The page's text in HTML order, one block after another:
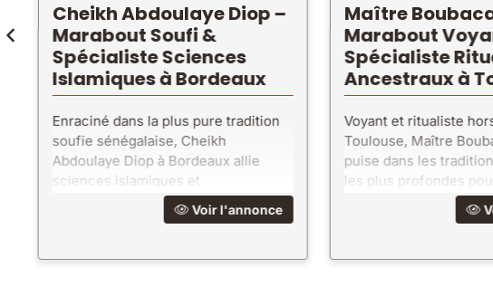
Cheikh Abdoulaye Diop –
Marabout Soufi &
Spécialiste Sciences
Islamiques à Bordeaux
Enraciné dans la plus pure tradition
soufie sénégalaise, Cheikh
Abdoulaye Diop à Bordeaux allie
sciences islamiques et
maraboutisme ancestral. Une
approche spirituelle d'une rare
Voir l'annonce
Maître
Marabout
Spécialiste
Ancestraux à
Voyant et ritualiste
Toulouse, Maître
puise dans les
les plus profondes
votre vie. Voyance,